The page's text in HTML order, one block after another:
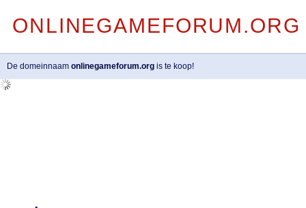
ONLINEGAMEFORUM.ORG
De domeinnaam onlinegameforum.org is te koop!